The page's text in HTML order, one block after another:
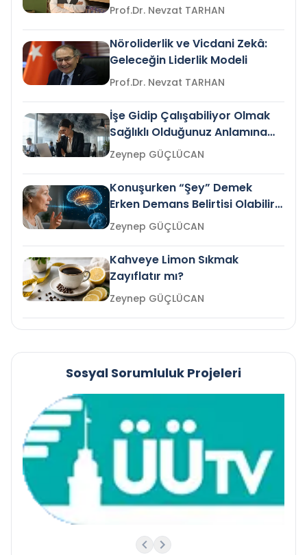
Prof.Dr. Nevzat TARHAN
Nöroliderlik ve Vicdani Zekâ:
Geleceğin Liderlik Modeli
Prof.Dr. Nevzat TARHAN
İşe Gidip Çalışabiliyor Olmak
Sağlıklı Olduğunuz Anlamına
Gelir mi?Zeynep GÜÇLÜCAN
Konuşurken “Şey” Demek
Erken Demans Belirtisi Olabilir
mi?
Zeynep GÜÇLÜCAN
Kahveye Limon Sıkmak
Zayıflatır mı?
Zeynep GÜÇLÜCAN
Sosyal Sorumluluk Projeleri